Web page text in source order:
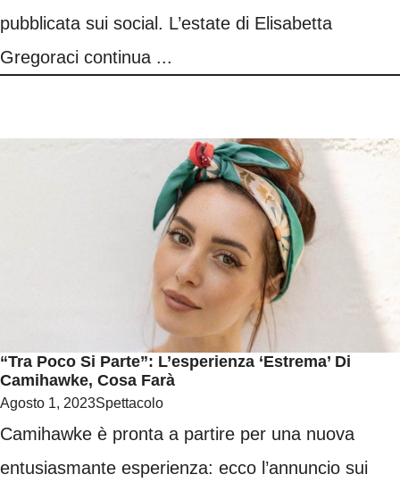
pubblicata sui social. L’estate di Elisabetta
Gregoraci continua ...
“Tra Poco Si Parte”: L’esperienza ‘estrema’ Di
Camihawke, Cosa Farà
Agosto 1, 2023Spettacolo
Camihawke è pronta a partire per una nuova
entusiasmante esperienza: ecco l’annuncio sui